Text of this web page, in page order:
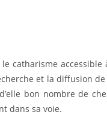
catharisme
et la diffusion
bon nombre de
dans sa voie.